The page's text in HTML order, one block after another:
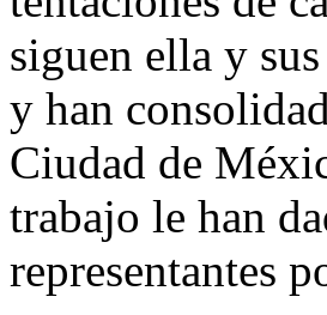
siguen ella y
y han
Ciudad de
trabajo le han
representantes